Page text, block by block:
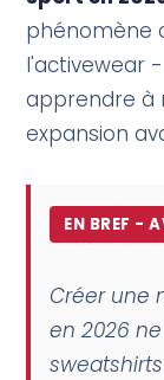
phénomène
l'activewear
apprendre à
expansion
EN BREF -
Créer une
en 2026